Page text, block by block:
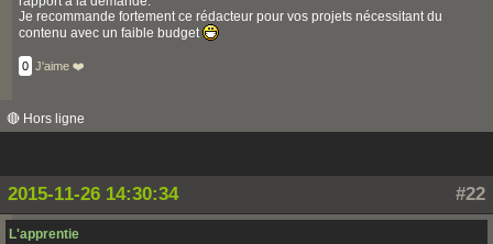
Je recommande fortement ce rédacteur pour vos projets nécessitant du
contenu avec un faible budget
0 J'aime ❤️
🔴 Hors ligne
#22
2015-11-26 14:30:34
L'apprentie